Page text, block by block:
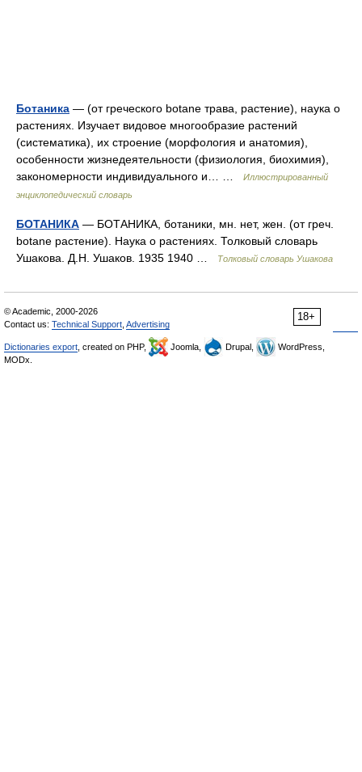
Ботаника — (от греческого botane трава, растение), наука о
растениях. Изучает видовое многообразие растений
(систематика), их строение (морфология и анатомия),
особенности жизнедеятельности (физиология, биохимия),
закономерности индивидуального и… …
Иллюстрированный
энциклопедический словарь
БОТАНИКА — БОТАНИКА, ботаники, мн. нет, жен. (от греч.
botane растение). Наука о растениях. Толковый словарь
Ушакова. Д.Н. Ушаков. 1935 1940 …
Толковый словарь Ушакова
18+
© Academic, 2000-2026
Contact us: Technical Support Advertising
Dictionaries export , created on PHP, Joomla, Drupal,
WordPress,
MODx.